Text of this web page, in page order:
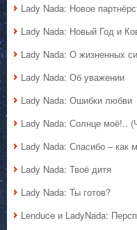
Lady Nada: Новое
Lady Nada: Новый Год и
Lady Nada: О жизненных
Lady Nada: Об уважении
Lady Nada: Ошибки любви
Lady Nada: Солнце моё!..
Lady Nada: Спасибо – как
Lady Nada: Твоё дитя
Lady Nada: Ты готов?
Lenduce и LadyNada: